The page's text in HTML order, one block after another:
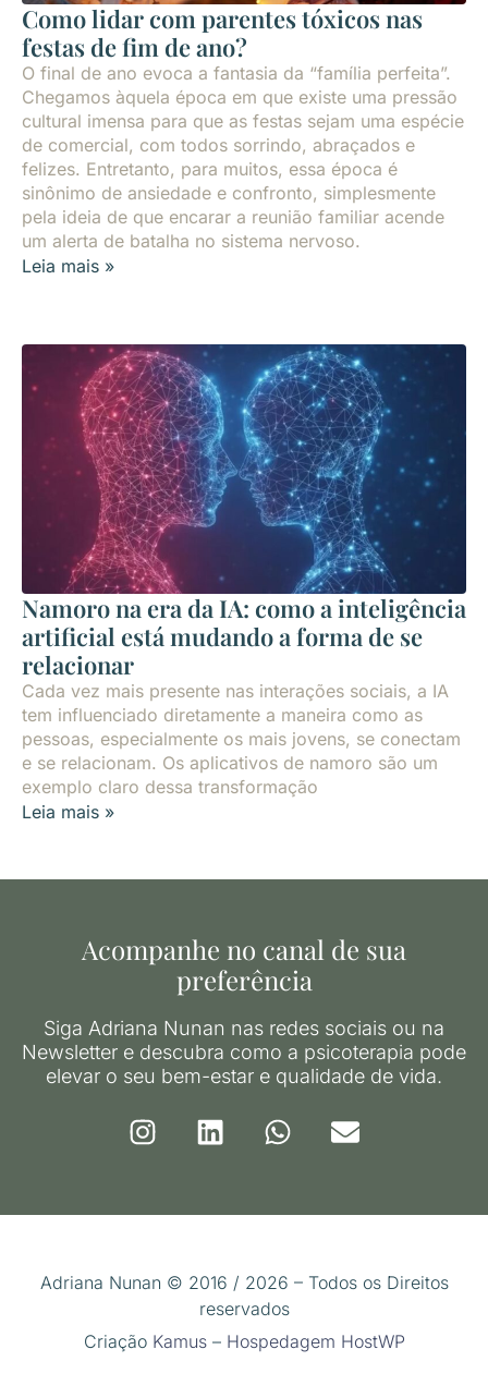
Como lidar com parentes tóxicos nas
festas de fim de ano?
O final de ano evoca a fantasia da “família perfeita”.
Chegamos àquela época em que existe uma pressão
cultural imensa para que as festas sejam uma espécie
de comercial, com todos sorrindo, abraçados e
felizes. Entretanto, para muitos, essa época é
sinônimo de ansiedade e confronto, simplesmente
pela ideia de que encarar a reunião familiar acende
um alerta de batalha no sistema nervoso.
Leia mais »
Namoro na era da IA: como a inteligência
artificial está mudando a forma de se
relacionar
Cada vez mais presente nas interações sociais, a IA
tem influenciado diretamente a maneira como as
pessoas, especialmente os mais jovens, se conectam
e se relacionam. Os aplicativos de namoro são um
exemplo claro dessa transformação
Leia mais »
Acompanhe no canal de sua
preferência
Siga Adriana Nunan nas redes sociais ou na
Newsletter e descubra como a psicoterapia pode
elevar o seu bem-estar e qualidade de vida.
Adriana Nunan © 2016 / 2026 – Todos os Direitos
reservados
Criação Kamus– Hospedagem HostWP